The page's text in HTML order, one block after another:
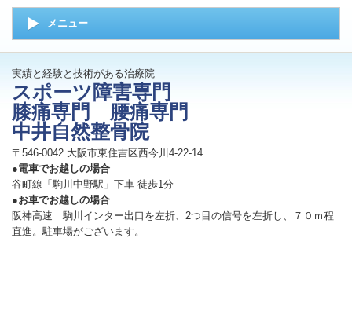
メニュー
実績と経験と技術がある治療院
スポーツ障害専門
膝痛専門 腰痛専門
中井自然整骨院
〒546-0042 大阪市東住吉区西今川4-22-14
●電車でお越しの場合
谷町線「駒川中野駅」下車 徒歩1分
●お車でお越しの場合
阪神高速 駒川インター出口を左折、2つ目の信号を左折し、７０ｍ程
直進。駐車場がございます。